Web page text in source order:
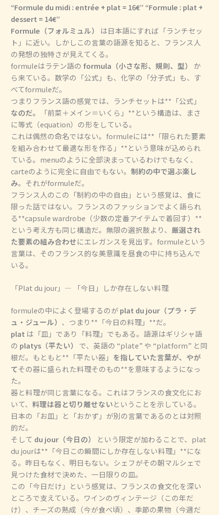
“Formule du midi : entrée + plat = 16€” “Formule : plat +
dessert = 14€”
Formule（フォルミュル）
は日本語にすれば「ランチセッ
ト」に近い。しかしこの言葉の語源を知ると、フランス人
の発想の独特さが見えてくる。
formuleはラテン語の formula（小さな形、規則、型）
か
ら来ている。数学の「公式」も、化学の「分子式」も、す
べてformuleだ。
つまりフランス語の感覚では、ランチセットは**「公式」
なのだ。
「前菜＋メイン＝いくら」**という構造は、まさ
に等式（equation）の形をしている。
これは偶然の命名ではない。formuleには**「限られた要素
を組み合わせて最適な形を作る」**という意味が込められ
ている。menuのように全部決まっているわけでもなく、
carteのように完全に自由でもない。制約の中で選ぶ楽し
み。それがformuleだ。
フランス人のこの「制約の中の自由」という感覚は、食に
限った話ではない。フランスのファッションでよく語られ
る**capsule wardrobe（少数の定番アイテムで着回す）**
という考え方も同じ構造だ。無限の選択肢より、 厳選され
た要素の組み合わせにエレガンスを見出す。formuleという
言葉は、そのフランス的な美意識を昼食の中に持ち込んで
いる。
「Plat du jour」― 「今日」しか存在しない料理
formuleの中によく登場するのがplat du jour（プラ・デ
ュ・ジュール） 、つまり**「今日の料理」**だ。
plat は「皿」であり「料理」でもある。語源はギリシャ語
の platys（平たい）
で、英語の “plate” や “platform” と同
根だ。もともと**「平たい器」 を指していた言葉が、やが
てその器に盛られた料理そのもの**を意味するようになっ
た。
器と料理が同じ言葉になる。これはフランスの食文化にお
いて、料理は器と切り離せないということを示している。
日本の「お皿」と「おかず」が別の言葉であるのとは対照
的だ。
そして du jour（今日の）
という限定が加わることで、plat
du jourは**「今日この瞬間にしか存在しない料理」**にな
る。昨日もなく、明日もない。シェフがその朝マルシェで
見つけた食材で決めた、一日限りの皿。
この「今日だけ」という感覚は、フランスの食文化を深い
ところで支えている。ワインのヴィンテージ（この年だ
け）、チーズの熟成（今が食べ頃）、季節の果物（今週だ